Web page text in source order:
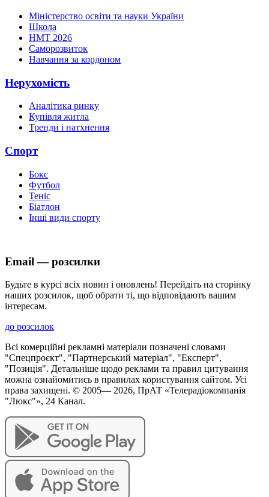
Міністерство освіти та науки України
Школа
НМТ 2026
Саморозвиток
Навчання за кордоном
Нерухомість
Аналітика ринку
Купівля житла
Тренди і натхнення
Спорт
Бокс
Футбол
Теніс
Біатлон
Інші види спорту
Email — розсилки
Будьте в курсі всіх новин і оновлень! Перейдіть на сторінку
наших розсилок, щоб обрати ті, що відповідають вашим
інтересам.
до розсилок
Всі комерційні рекламні матеріали позначені словами
"Спецпроєкт", "Партнерський матеріал", "Експерт",
"Позиція". Детальніше щодо реклами та правил цитування
можна ознайомитись в правилах користування сайтом. Усі
права захищені. © 2005— 2026, ПрАТ «Телерадіокомпанія
"Люкс"», 24 Канал.